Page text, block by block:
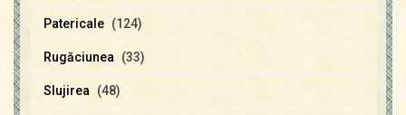
Patericale (124)
Rugăciunea (33)
Slujirea (48)